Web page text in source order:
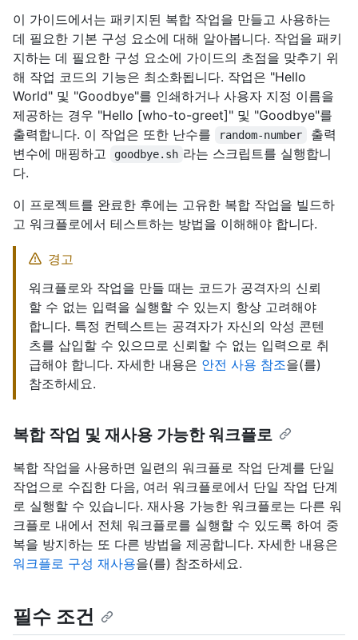
이 가이드에서는 패키지된 복합 작업을 만들고 사용하는
데 필요한 기본 구성 요소에 대해 알아봅니다. 작업을 패키
지하는 데 필요한 구성 요소에 가이드의 초점을 맞추기 위
해 작업 코드의 기능은 최소화됩니다. 작업은 "Hello
World" 및 "Goodbye"를 인쇄하거나 사용자 지정 이름을
제공하는 경우 "Hello [who-to-greet]" 및 "Goodbye"를
출력합니다. 이 작업은 또한 난수를
random-number
출력
변수에 매핑하고
goodbye.sh 라는 스크립트를 실행합니
다.
이 프로젝트를 완료한 후에는 고유한 복합 작업을 빌드하
고 워크플로에서 테스트하는 방법을 이해해야 합니다.
경고
워크플로와 작업을 만들 때는 코드가 공격자의 신뢰
할 수 없는 입력을 실행할 수 있는지 항상 고려해야
합니다. 특정 컨텍스트는 공격자가 자신의 악성 콘텐
츠를 삽입할 수 있으므로 신뢰할 수 없는 입력으로 취
급해야 합니다. 자세한 내용은 안전 사용 참조을(를)
참조하세요.
복합 작업 및 재사용 가능한 워크플로
복합 작업을 사용하면 일련의 워크플로 작업 단계를 단일
작업으로 수집한 다음, 여러 워크플로에서 단일 작업 단계
로 실행할 수 있습니다. 재사용 가능한 워크플로는 다른 워
크플로 내에서 전체 워크플로를 실행할 수 있도록 하여 중
복을 방지하는 또 다른 방법을 제공합니다. 자세한 내용은
워크플로 구성 재사용을(를) 참조하세요.
필수 조건